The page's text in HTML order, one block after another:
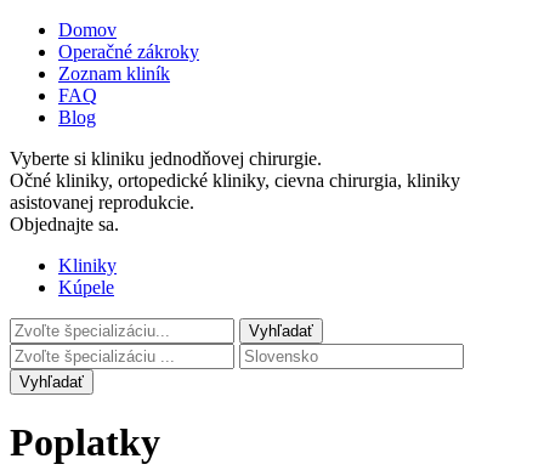
Domov
Operačné zákroky
Zoznam kliník
FAQ
Blog
Vyberte si kliniku jednodňovej chirurgie.
Očné kliniky, ortopedické kliniky, cievna chirurgia, kliniky
asistovanej reprodukcie.
Objednajte sa.
Kliniky
Kúpele
Vyhľadať
Poplatky